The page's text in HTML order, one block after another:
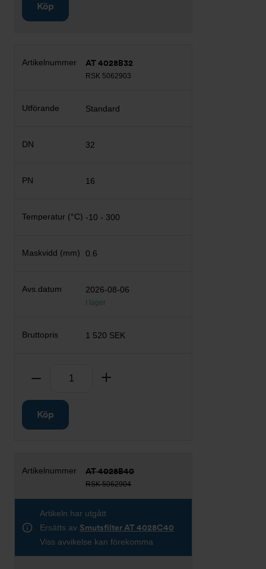
Köp
AT 4028B32
RSK 5062903
Standard
32
16
-10 - 300
0.6
2026-08-06
I lager
1 520 SEK
Ta bort
Köp
AT 4028B40
RSK 5062904
Artikeln har utgått
Ersätts av Smutsfilter AT 4028C40
Viss avvikelse kan förekomma